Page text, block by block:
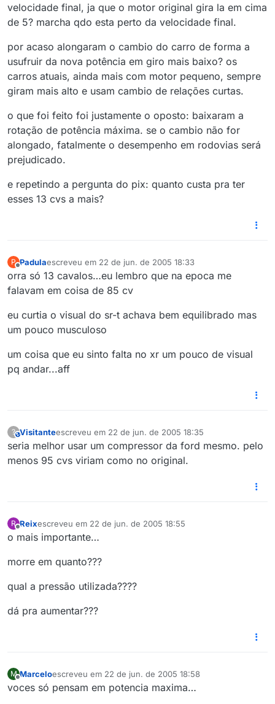
velocidade final, ja que o motor original gira la em cima
de 5? marcha qdo esta perto da velocidade final.
por acaso alongaram o cambio do carro de forma a
usufruir da nova potência em giro mais baixo? os
carros atuais, ainda mais com motor pequeno, sempre
giram mais alto e usam cambio de relações curtas.
o que foi feito foi justamente o oposto: baixaram a
rotação de potência máxima. se o cambio não for
alongado, fatalmente o desempenho em rodovias será
prejudicado.
e repetindo a pergunta do pix: quanto custa pra ter
esses 13 cvs a mais?
P
Offline
Padulaescreveu em 22 de jun. de 2005 18:33
última edição por
orra só 13 cavalos…eu lembro que na epoca me
falavam em coisa de 85 cv
eu curtia o visual do sr-t achava bem equilibrado mas
um pouco musculoso
um coisa que eu sinto falta no xr um pouco de visual
pq andar...aff
?This user is from outside of this forum
Visitanteescreveu em 22 de jun. de 2005 18:35
última edição por
seria melhor usar um compressor da ford mesmo. pelo
menos 95 cvs viriam como no original.
R
Offline
Reixescreveu em 22 de jun. de 2005 18:55
última edição por
o mais importante…
morre em quanto???
qual a pressão utilizada????
dá pra aumentar???
M Marceloescreveu em 22 de jun. de 2005 18:58
última edição por
voces só pensam em potencia maxima…